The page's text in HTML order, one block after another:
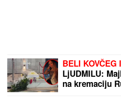
BELI
LjUDMILU:
na kremaciju